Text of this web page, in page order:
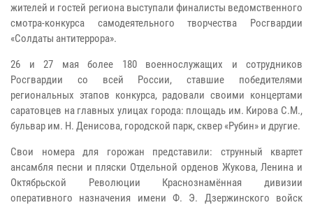
жителей и гостей региона выступали финалисты ведомственного
смотра-конкурса самодеятельного творчества Росгвардии
«Солдаты антитеррора».
26 и 27 мая более 180 военнослужащих и сотрудников
Росгвардии со всей России, ставшие победителями
региональных этапов конкурса, радовали своими концертами
саратовцев на главных улицах города: площадь им. Кирова С.М.,
бульвар им. Н. Денисова, городской парк, сквер «Рубин» и другие.
Свои номера для горожан представили: струнный квартет
ансамбля песни и пляски Отдельной орденов Жукова, Ленина и
Октябрьской Революции Краснознамённая дивизии
оперативного назначения имени Ф. Э. Дзержинского войск